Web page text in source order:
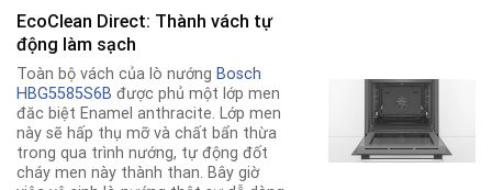
EcoClean Direct: Thành vách tự
động làm sạch
Toàn bộ vách của lò nướng Bosch
HBG5585S6B được phủ một lớp men
đăc biệt Enamel anthracite. Lớp men
này sẽ hấp thụ mỡ và chất bẩn thừa
trong qua trình nướng, tự động đốt
cháy men này thành than. Bây giờ